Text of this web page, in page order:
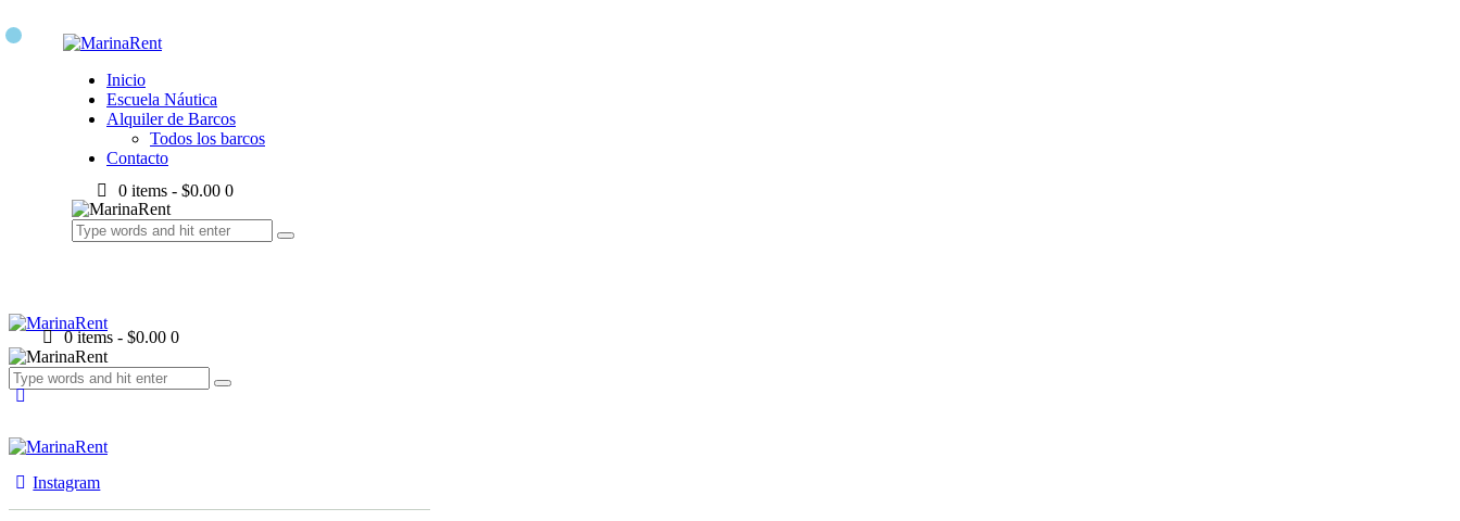
Inicio
Escuela Náutica
Alquiler de Barcos
Todos los barcos
Contacto
0 items -$0.00 0
0 items -$0.00 0
Instagram